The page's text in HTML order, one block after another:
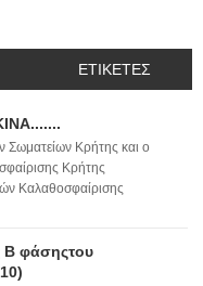
ΕΤΙΚΕΤΕΣ
Κρήτης και ο
Κρήτης
Καλαθοσφαίρισης
Β φάσηςτου